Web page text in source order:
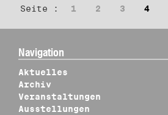
Seite : 1 2 3 4
Navigation
Aktuelles
Archiv
Veranstaltungen
Ausstellungen